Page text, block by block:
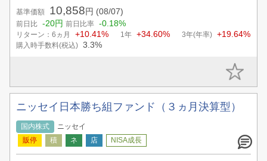
基準価額 10,858 円 (08/07)
前日比 -20円 前日比率 -0.18%
リターン：6ヵ月 +10.41% 1年 +34.60% 3年(年率) +19.64%
購入時手数料(税込) 3.3%
ニッセイ日本勝ち組ファンド（３ヵ月決算型）
国内株式 ニッセイ